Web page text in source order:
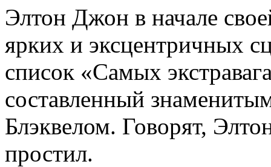
Элтон Джон в начале
ярких и эксцентричных
список «Самых
составленный
Блэквелом. Говорят,
простил.